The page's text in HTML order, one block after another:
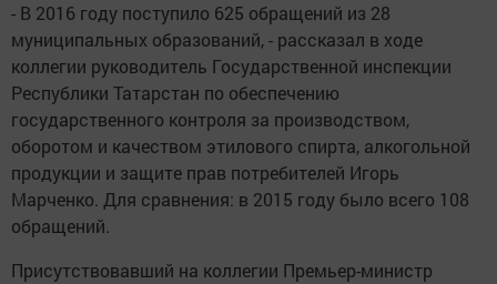
- В 2016 году поступило 625 обращений из 28
муниципальных образований, - рассказал в ходе
коллегии руководитель Государственной инспекции
Республики Татарстан по обеспечению
государственного контроля за производством,
оборотом и качеством этилового спирта, алкогольной
продукции и защите прав потребителей Игорь
Марченко. Для сравнения: в 2015 году было всего 108
обращений.
Присутствовавший на коллегии Премьер-министр